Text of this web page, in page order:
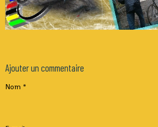
Ajouter un commentaire
Nom